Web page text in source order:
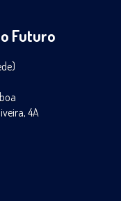
Futuro
4A